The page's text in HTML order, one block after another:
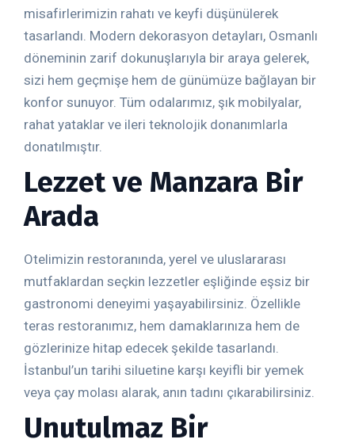
misafirlerimizin rahatı ve keyfi düşünülerek
tasarlandı. Modern dekorasyon detayları, Osmanlı
döneminin zarif dokunuşlarıyla bir araya gelerek,
sizi hem geçmişe hem de günümüze bağlayan bir
konfor sunuyor. Tüm odalarımız, şık mobilyalar,
rahat yataklar ve ileri teknolojik donanımlarla
donatılmıştır.
Lezzet ve Manzara Bir
Arada
Otelimizin restoranında, yerel ve uluslararası
mutfaklardan seçkin lezzetler eşliğinde eşsiz bir
gastronomi deneyimi yaşayabilirsiniz. Özellikle
teras restoranımız, hem damaklarınıza hem de
gözlerinize hitap edecek şekilde tasarlandı.
İstanbul’un tarihi siluetine karşı keyifli bir yemek
veya çay molası alarak, anın tadını çıkarabilirsiniz.
Unutulmaz Bir